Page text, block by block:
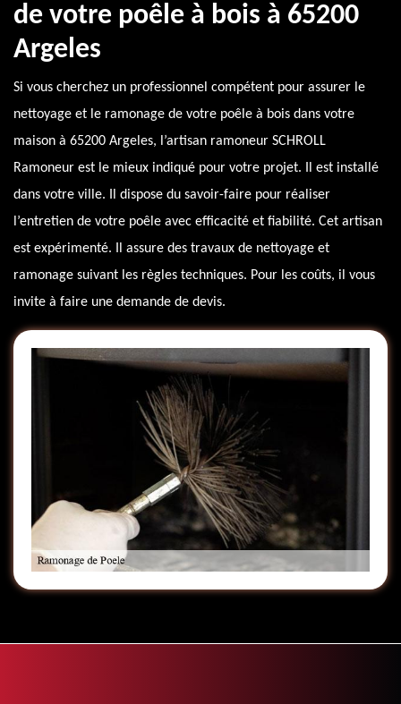
de votre poêle à bois à 65200
Argeles
Si vous cherchez un professionnel compétent pour assurer le
nettoyage et le ramonage de votre poêle à bois dans votre
maison à 65200 Argeles, l’artisan ramoneur SCHROLL
Ramoneur est le mieux indiqué pour votre projet. Il est installé
dans votre ville. Il dispose du savoir-faire pour réaliser
l’entretien de votre poêle avec efficacité et fiabilité. Cet artisan
est expérimenté. Il assure des travaux de nettoyage et
ramonage suivant les règles techniques. Pour les coûts, il vous
invite à faire une demande de devis.